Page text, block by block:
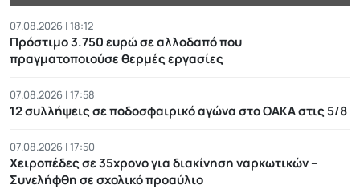
07.08.2026 | 18:12
Πρόστιμο 3.750 ευρώ σε αλλοδαπό που
πραγματοποιούσε θερμές εργασίες
07.08.2026 | 17:58
12 συλλήψεις σε ποδοσφαιρικό αγώνα στο ΟΑΚΑ στις 5/8
07.08.2026 | 17:50
Χειροπέδες σε 35χρονο για διακίνηση ναρκωτικών –
Συνελήφθη σε σχολικό προαύλιο